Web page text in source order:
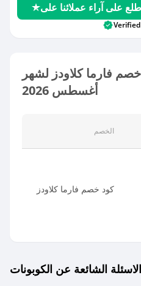
فارما كلاودز لشهر
أغسطس 2026
الخصم
كود خصم فارما كلاودز
الاسئلة الشائعة عن الكوبونات